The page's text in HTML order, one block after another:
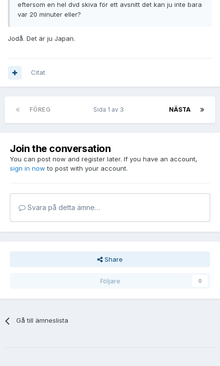
eftersom en hel dvd skiva för ett avsnitt det kan ju inte bara
var 20 minuter eller?
Jodå. Det är ju Japan.
Citat
FÖREG NÄSTA
Sida 1 av 3
Join the conversation
You can post now and register later. If you have an account,
sign in now to post with your account.
Svara på detta ämne…
Share
Följare 0
Gå till ämneslista